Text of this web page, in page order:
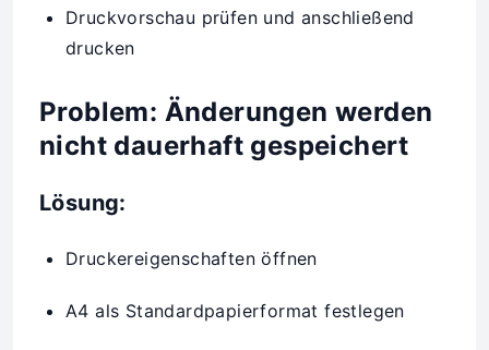
Druckvorschau prüfen und anschließend
drucken
Problem: Änderungen werden
nicht dauerhaft gespeichert
Lösung:
Druckereigenschaften öffnen
A4 als Standardpapierformat festlegen